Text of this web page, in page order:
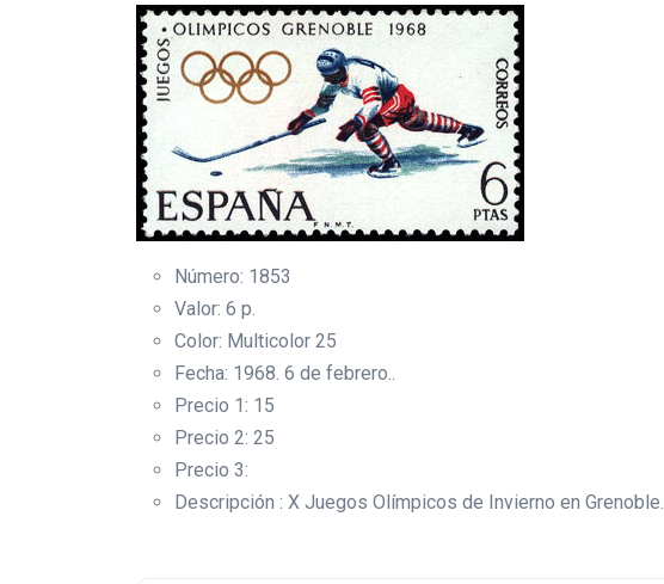
Número: 1853
Valor: 6 p.
Color: Multicolor 25
Fecha: 1968. 6 de febrero..
Precio 1: 15
Precio 2: 25
Precio 3:
Descripción : X Juegos Olímpicos de Invierno en Grenoble.